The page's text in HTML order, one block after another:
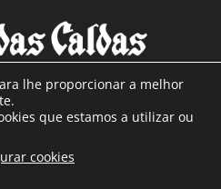
NÓS
Rainha e mais de 90 anos de
lhe proporcionar a melhor
que estamos a utilizar ou
cookies